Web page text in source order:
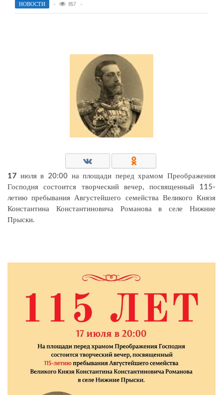
НОВОСТИ 857
17 июля в 20:00 на площади перед храмом Преображения
Господня состоится творческий вечер, посвященный 115-
летию пребывания Августейшего семейства Великого Князя
Константина Константиновича Романова в селе Нижние
Прыски.